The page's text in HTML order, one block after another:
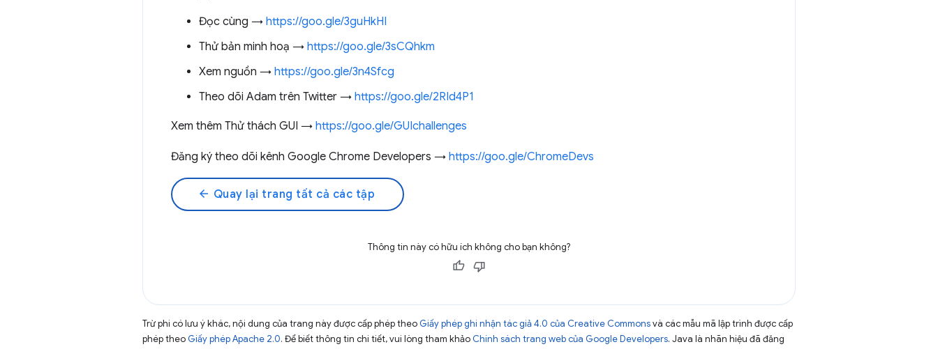
Đọc cùng → https://goo.gle/3guHkHI
Thử bản minh hoạ → https://goo.gle/3sCQhkm
Xem nguồn → https://goo.gle/3n4Sfcg
Theo dõi Adam trên Twitter → https://goo.gle/2RId4P1
Xem thêm Thử thách GUI → https://goo.gle/GUIchallenges
Đăng ký theo dõi kênh Google Chrome Developers → https://goo.gle/ChromeDevs
arrow_back Quay lại trang tất cả các tập
Thông tin này có hữu ích không cho bạn không?
Trừ phi có lưu ý khác, nội dung của trang này được cấp phép theo Giấy phép ghi nhận tác giả 4.0 của Creative Commonsvà các mẫu mã lập trình được cấp
phép theo Giấy phép Apache 2.0. Để biết thông tin chi tiết, vui lòng tham khảo Chính sách trang web của Google Developers. Java là nhãn hiệu đã đăng